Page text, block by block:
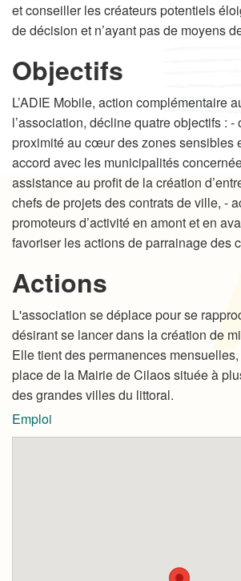
et conseiller les créateurs potentiels
de décision et n’ayant pas de moyens
Objectifs
L’ADIE Mobile, action complémentaire
l’association, décline quatre objectifs :
proximité au cœur des zones sensibles
accord avec les municipalités
assistance au profit de la création
chefs de projets des contrats de ville, -
promoteurs d’activité en amont et en
favoriser les actions de parrainage des
Actions
L'association se déplace pour se
désirant se lancer dans la création de
Elle tient des permanences
place de la Mairie de Cilaos située à
des grandes villes du littoral.
Emploi